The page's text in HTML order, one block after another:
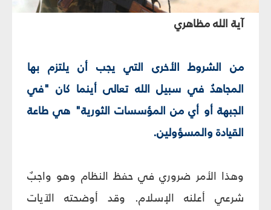
آية الله مظاهري‏
من الشروط الأخرى التي يجب أن يلتزم بها
المجاهدُ في سبيل الله تعالى أينما كان "في
الجبهة أو أي من المؤسسات الثورية" هي طاعة
القيادة والمسؤولين.
وهذا الأمر ضروري في حفظ النظام وهو واجبٌ
شرعي أعلنه الإسلام. وقد أوضحته الآيات